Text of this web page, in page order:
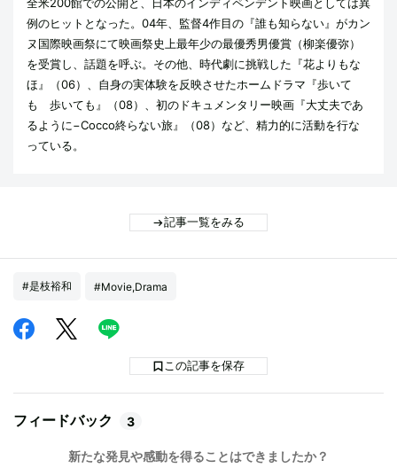
全米200館での公開と、日本のインディペンデント映画としては異
例のヒットとなった。04年、監督4作目の『誰も知らない』がカン
ヌ国際映画祭にて映画祭史上最年少の最優秀男優賞（柳楽優弥）
を受賞し、話題を呼ぶ。その他、時代劇に挑戦した『花よりもな
ほ』（06）、自身の実体験を反映させたホームドラマ『歩いて
も 歩いても』（08）、初のドキュメンタリー映画『大丈夫であ
るように−Cocco終らない旅』（08）など、精力的に活動を行な
っている。
記事一覧をみる
#是枝裕和 #Movie,Drama
この記事を保存
フィードバック 3
新たな発見や感動を得ることはできましたか？